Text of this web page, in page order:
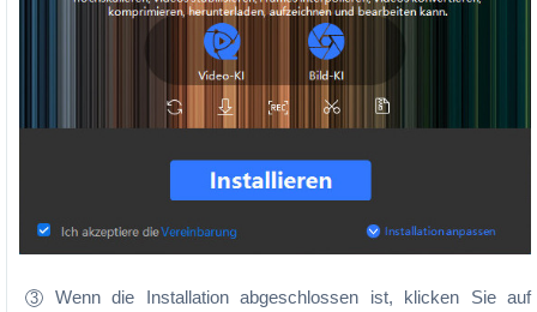
3
Wenn die Installation abgeschlossen ist, klicken Sie auf